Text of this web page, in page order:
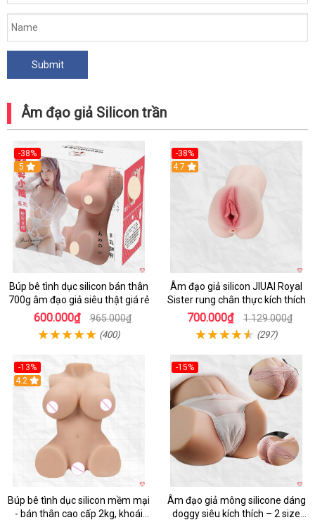
Âm đạo giả Silicon trần
-38%
5
Búp bê tình dục silicon bán thân
700g âm đạo giả siêu thật giá rẻ
600.000₫ 965.000₫
(400)
-38%
Hot
4.7
Âm đạo giả silicon JIUAI Royal
Sister rung chân thực kích thích
700.000₫ 1.129.000₫
(297)
-13%
4.2
Búp bê tình dục silicon mềm mại
- bán thân cao cấp 2kg, khoái
-15%
Hot
Âm đạo giả mông silicone dáng
doggy siêu kích thích – 2 size